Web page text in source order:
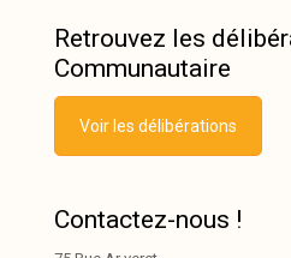
Retrouvez les
Communautaire
Voir les délibérations
Contactez-nous !